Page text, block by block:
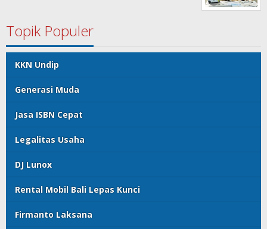
Topik Populer
KKN Undip
Generasi Muda
Jasa ISBN Cepat
Legalitas Usaha
DJ Lunox
Rental Mobil Bali Lepas Kunci
Firmanto Laksana